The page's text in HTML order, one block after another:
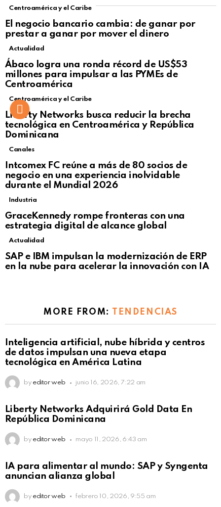
Centroamérica y el Caribe
El negocio bancario cambia: de ganar por
prestar a ganar por mover el dinero
Not Safe For Work
Click to view this post
Actualidad
Ábaco logra una ronda récord de US$53
millones para impulsar a las PYMEs de
Centroamérica
Centroamérica y el Caribe
Liberty Networks busca reducir la brecha
tecnológica en Centroamérica y República
Dominicana
Canales
Intcomex FC reúne a más de 80 socios de
negocio en una experiencia inolvidable
durante el Mundial 2026
Industria
GraceKennedy rompe fronteras con una
estrategia digital de alcance global
Not Safe For Work
Click to view this post
Actualidad
SAP e IBM impulsan la modernización de ERP
en la nube para acelerar la innovación con IA
MORE FROM: TENDENCIAS
Not Safe For Work
Click to view this post
Inteligencia artificial, nube híbrida y centros
de datos impulsan una nueva etapa
tecnológica en América Latina
by editor web junio 16, 2026, 7:22 am
Click to view this post
Liberty Networks Adquirirá Gold Data En
República Dominicana
by editor web mayo 11, 2026, 6:43 am
Click to view this post
IA para alimentar al mundo: SAP y Syngenta
anuncian alianza global
by editor web febrero 10, 2026, 9:55 am